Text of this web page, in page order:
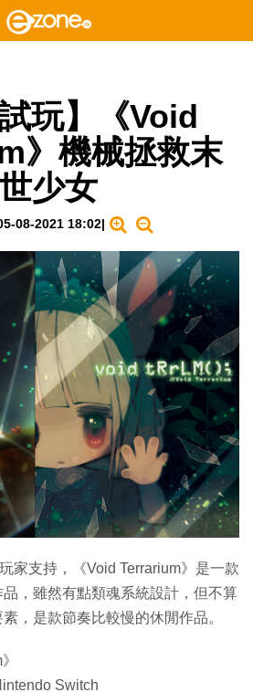
試玩】《Void
》機械拯救末
世少女
08-2021 18:02|
家支持，《Void Terrarium》是一款
，雖然有點類魂系統設計，但不算
，是款節奏比較慢的休閒作品。
Switch